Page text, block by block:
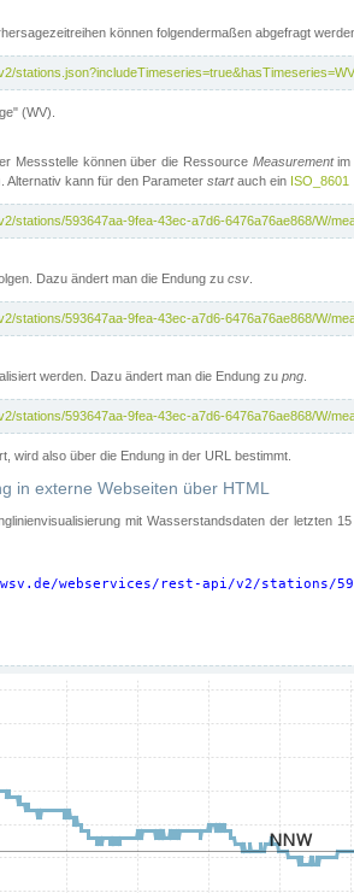
können folgendermaßen abgefragt
(WV).
Messstelle können über die Ressource Measurementim
Alternativ kann für den Parameter startauch ein ISO_8601
stations/593647aa-9fea-43ec-a7d6-6476a76ae868/W/
Dazu ändert man die Endung zu csv
stations/593647aa-9fea-43ec-a7d6-6476a76ae868/W/
werden. Dazu ändert man die Endung zu png
stations/593647aa-9fea-43ec-a7d6-6476a76ae868/W/
wird also über die Endung in der URL bestimmt.
in externe Webseiten über HTML
mit Wasserstandsdaten der letzten
webservices/rest-api/v2/stations/